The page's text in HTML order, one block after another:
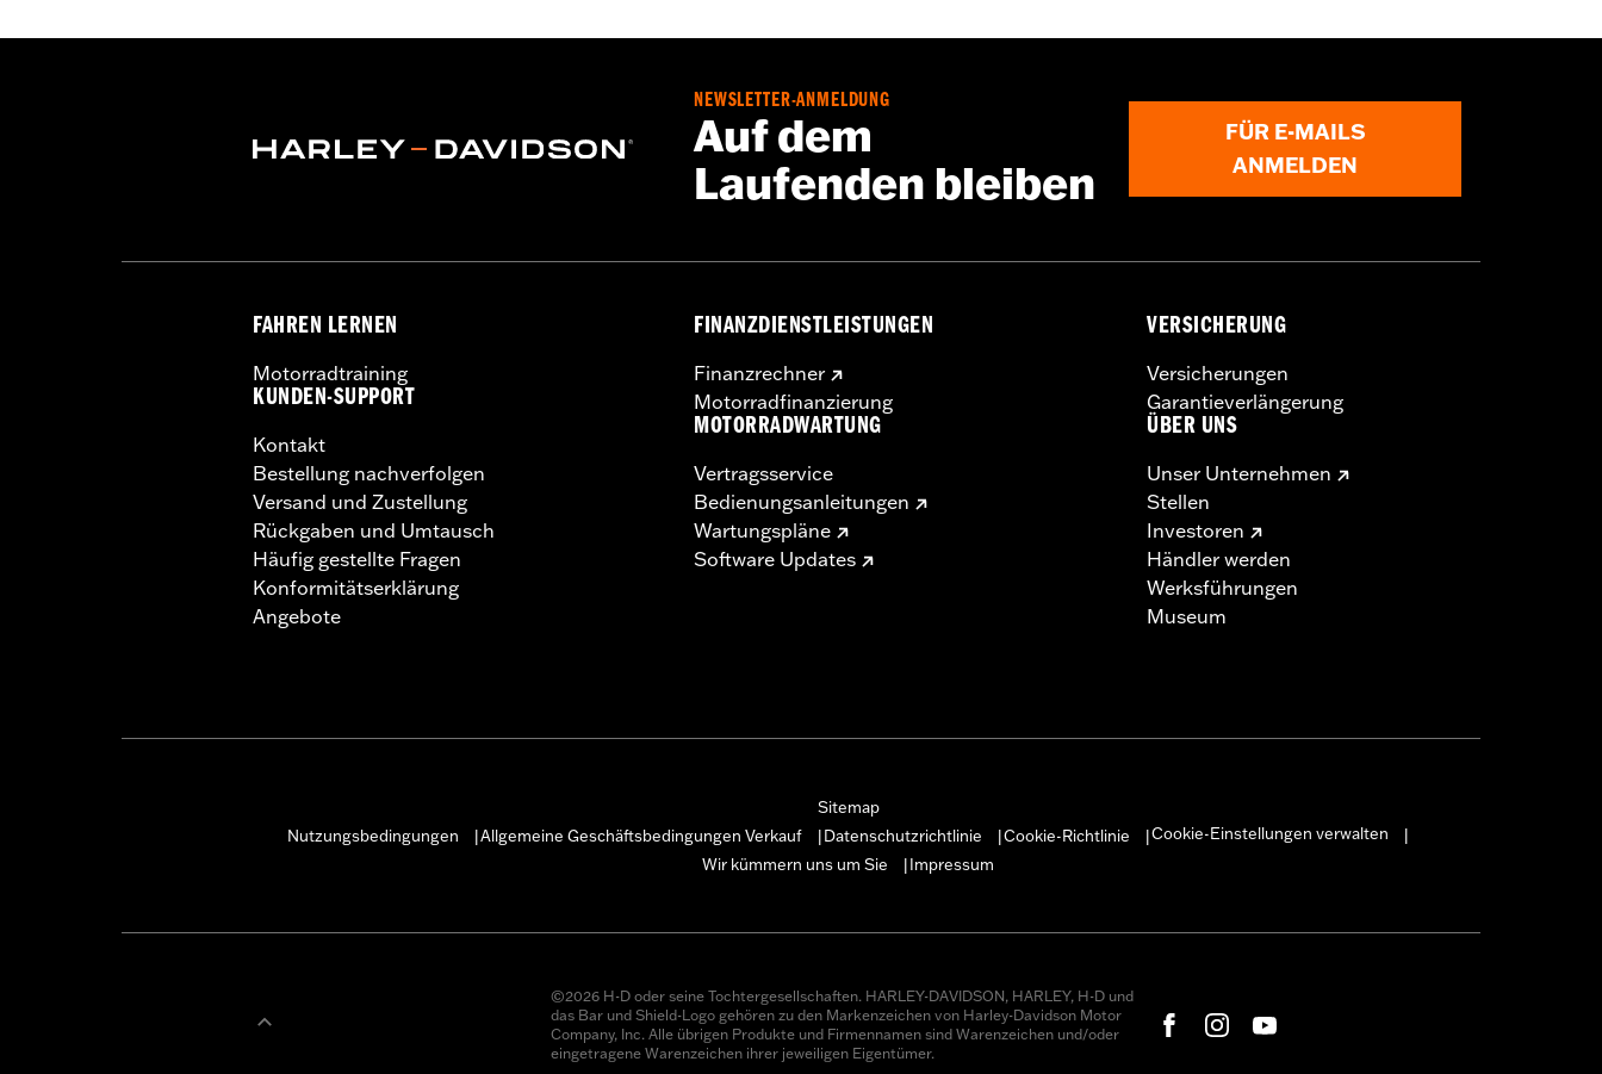
NEWSLETTER-ANMELDUNG
Auf dem
Laufenden bleiben
FÜR E-MAILS
ANMELDEN
FAHREN LERNEN
Motorradtraining
KUNDEN-SUPPORT
Kontakt
Bestellung nachverfolgen
Versand und Zustellung
Rückgaben und Umtausch
Häufig gestellte Fragen
Konformitätserklärung
Angebote
FINANZDIENSTLEISTUNGEN
Finanzrechner
Motorradfinanzierung
MOTORRADWARTUNG
Vertragsservice
Bedienungsanleitungen
Wartungspläne
Software Updates
VERSICHERUNG
Versicherungen
Garantieverlängerung
ÜBER UNS
Unser Unternehmen
Stellen
Investoren
Händler werden
Werksführungen
Museum
Sitemap
Nutzungsbedingungen
Allgemeine Geschäftsbedingungen Verkauf Datenschutzrichtlinie Cookie-Richtlinie Cookie-Einstellungen verwalten
Wir kümmern uns um Sie
Impressum
©2026 H-D oder seine Tochtergesellschaften. HARLEY-DAVIDSON, HARLEY, H-D und
das Bar und Shield-Logo gehören zu den Markenzeichen von Harley-Davidson Motor
Company, Inc. Alle übrigen Produkte und Firmennamen sind Warenzeichen und/oder
eingetragene Warenzeichen ihrer jeweiligen Eigentümer.